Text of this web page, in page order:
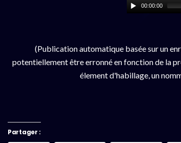
00:00:00
(Publication automatique basée sur un
potentiellement être erronné en fonction de la
élement d'habillage, un
Partager :